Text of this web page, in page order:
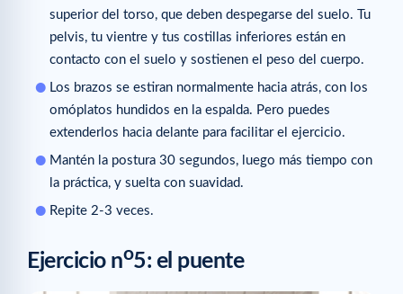
superior del torso, que deben despegarse del suelo. Tu
pelvis, tu vientre y tus costillas inferiores están en
contacto con el suelo y sostienen el peso del cuerpo.
Los brazos se estiran normalmente hacia atrás, con los
omóplatos hundidos en la espalda. Pero puedes
extenderlos hacia delante para facilitar el ejercicio.
Mantén la postura 30 segundos, luego más tiempo con
la práctica, y suelta con suavidad.
Repite 2-3 veces.
Ejercicio no5: el puente